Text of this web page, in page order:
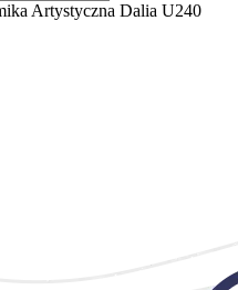
Artystyczna Dalia U240